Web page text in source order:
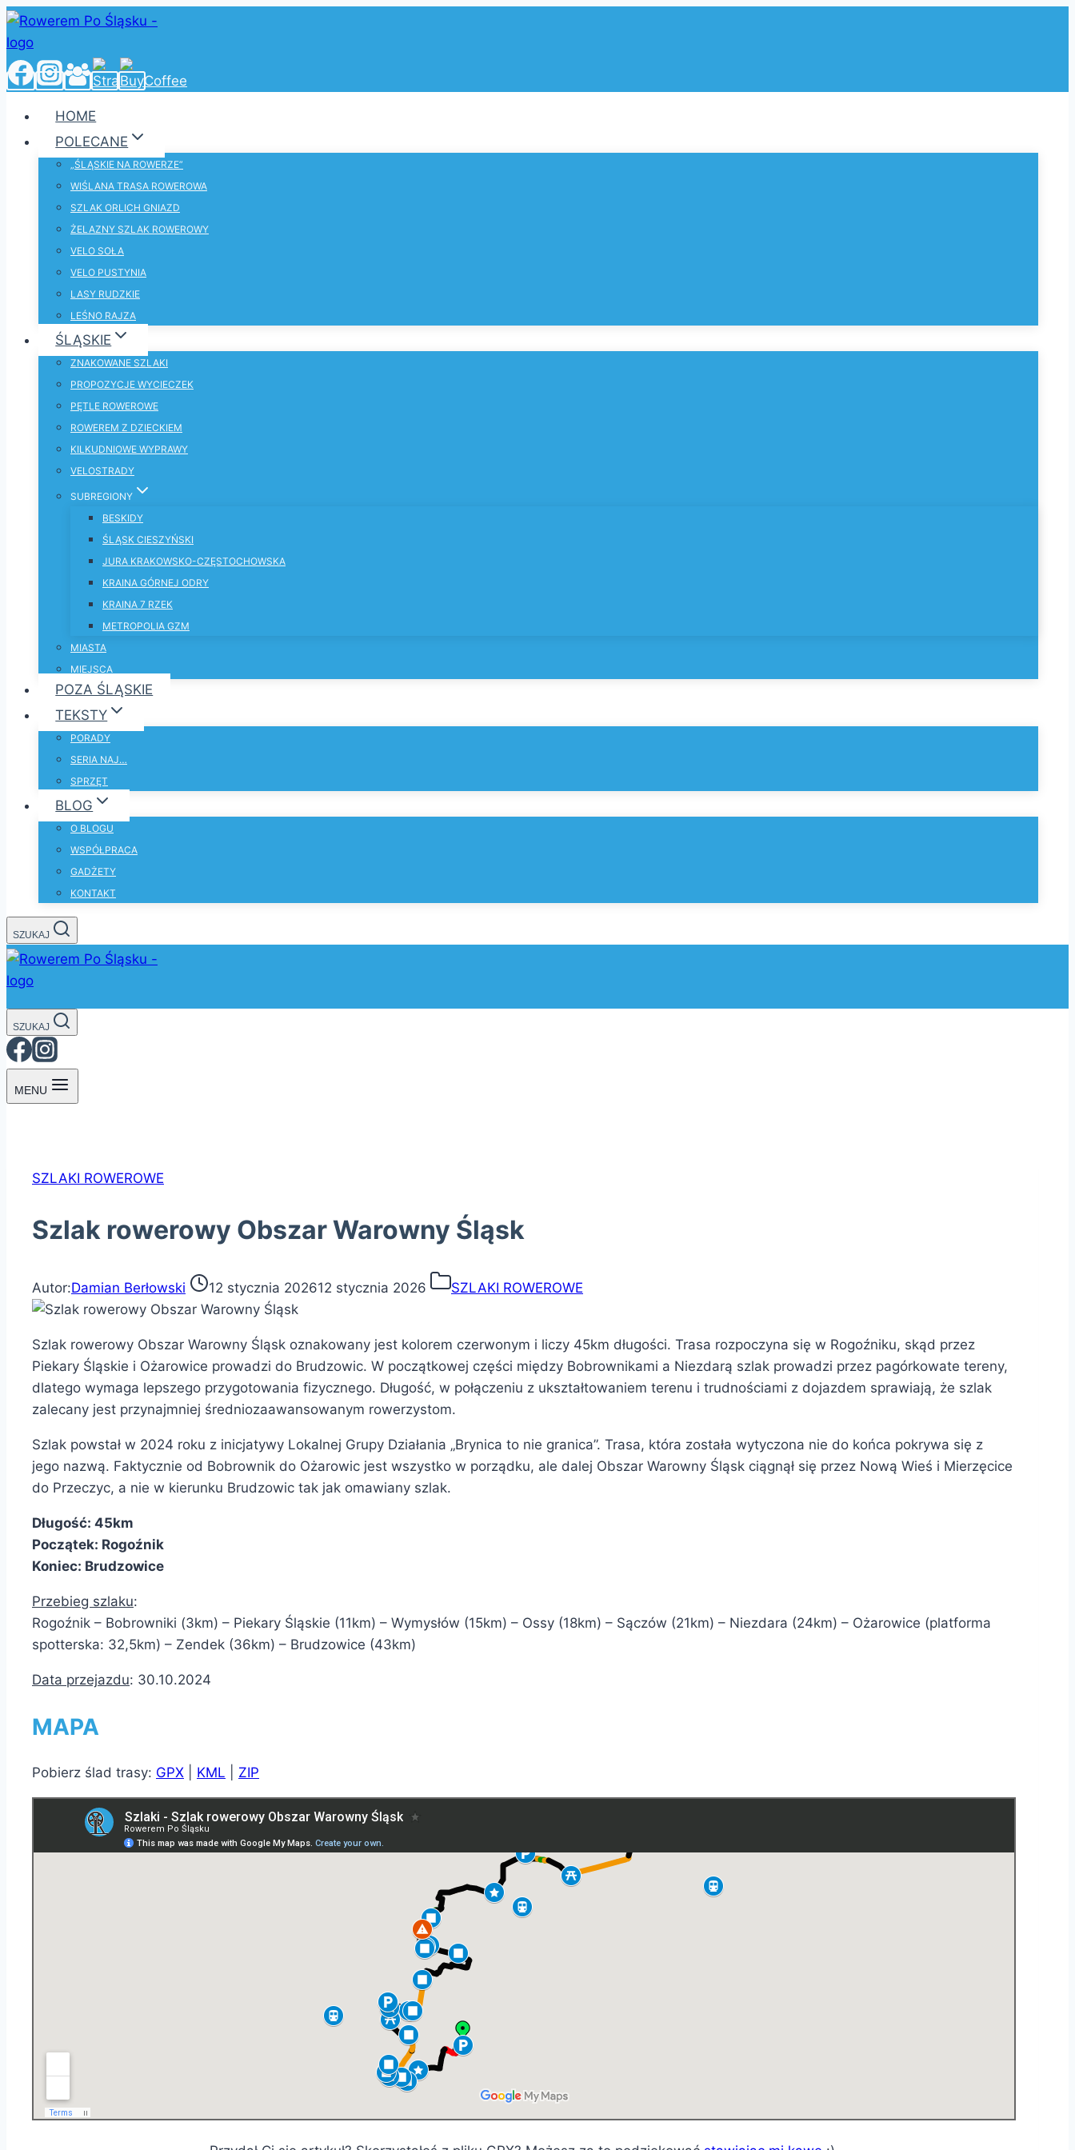
Przejdź
do
treści
HOME
POLECANE
„ŚLĄSKIE NA ROWERZE”
WIŚLANA TRASA ROWEROWA
SZLAK ORLICH GNIAZD
ŻELAZNY SZLAK ROWEROWY
VELO SOŁA
VELO PUSTYNIA
LASY RUDZKIE
LEŚNO RAJZA
ŚLĄSKIE
ZNAKOWANE SZLAKI
PROPOZYCJE WYCIECZEK
PĘTLE ROWEROWE
ROWEREM Z DZIECKIEM
KILKUDNIOWE WYPRAWY
VELOSTRADY
SUBREGIONY
BESKIDY
ŚLĄSK CIESZYŃSKI
JURA KRAKOWSKO-CZĘSTOCHOWSKA
KRAINA GÓRNEJ ODRY
KRAINA 7 RZEK
METROPOLIA GZM
MIASTA
MIEJSCA
POZA ŚLĄSKIE
TEKSTY
PORADY
SERIA NAJ…
SPRZĘT
BLOG
O BLOGU
WSPÓŁPRACA
GADŻETY
KONTAKT
SZUKAJ
SZUKAJ
MENU
SZLAKI ROWEROWE
Szlak rowerowy Obszar Warowny Śląsk
Autor:Damian Berłowski 12 stycznia 202612 stycznia 2026 SZLAKI ROWEROWE
Szlak rowerowy Obszar Warowny Śląsk oznakowany jest kolorem czerwonym i liczy 45km długości. Trasa rozpoczyna się w Rogoźniku, skąd przez
Piekary Śląskie i Ożarowice prowadzi do Brudzowic. W początkowej części między Bobrownikami a Niezdarą szlak prowadzi przez pagórkowate tereny,
dlatego wymaga lepszego przygotowania fizycznego. Długość, w połączeniu z ukształtowaniem terenu i trudnościami z dojazdem sprawiają, że szlak
zalecany jest przynajmniej średniozaawansowanym rowerzystom.
Szlak powstał w 2024 roku z inicjatywy Lokalnej Grupy Działania „Brynica to nie granica”. Trasa, która została wytyczona nie do końca pokrywa się z
jego nazwą. Faktycznie od Bobrownik do Ożarowic jest wszystko w porządku, ale dalej Obszar Warowny Śląsk ciągnął się przez Nową Wieś i Mierzęcice
do Przeczyc, a nie w kierunku Brudzowic tak jak omawiany szlak.
Długość: 45km
Początek: Rogoźnik
Koniec: Brudzowice
Przebieg szlaku:
Rogoźnik – Bobrowniki (3km) – Piekary Śląskie (11km) – Wymysłów (15km) – Ossy (18km) – Sączów (21km) – Niezdara (24km) – Ożarowice (platforma
spotterska: 32,5km) – Zendek (36km) – Brudzowice (43km)
Data przejazdu: 30.10.2024
MAPA
Pobierz ślad trasy: GPX KML ZIP